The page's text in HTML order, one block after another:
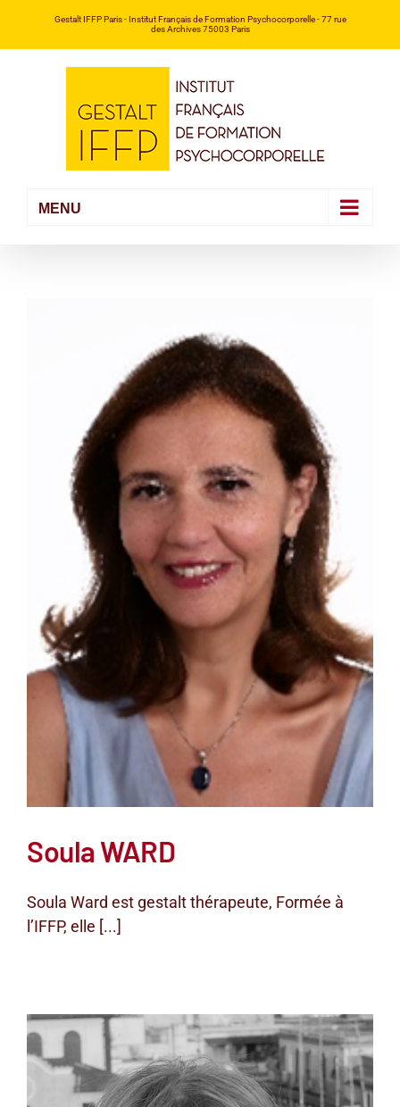
Gestalt IFFP Paris- Institut Français de Formation Psychocorporelle -77 rue
des Archives 75003 Paris
Soula WARD
Soula Ward est gestalt thérapeute, Formée à
l’IFFP, elle [...]